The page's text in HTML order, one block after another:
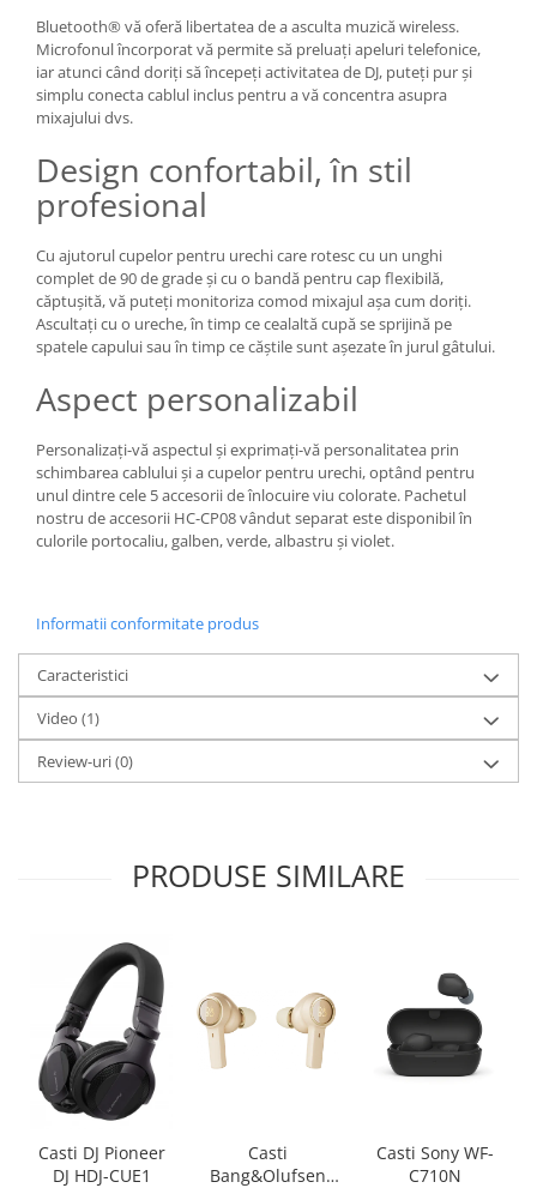
Bluetooth® vă oferă libertatea de a asculta muzică wireless.
Microfonul încorporat vă permite să preluați apeluri telefonice,
iar atunci când doriți să începeți activitatea de DJ, puteți pur și
simplu conecta cablul inclus pentru a vă concentra asupra
mixajului dvs.
Design confortabil, în stil
profesional
Cu ajutorul cupelor pentru urechi care rotesc cu un unghi
complet de 90 de grade și cu o bandă pentru cap flexibilă,
căptușită, vă puteți monitoriza comod mixajul așa cum doriți.
Ascultați cu o ureche, în timp ce cealaltă cupă se sprijină pe
spatele capului sau în timp ce căștile sunt așezate în jurul gâtului.
Aspect personalizabil
Personalizați-vă aspectul și exprimați-vă personalitatea prin
schimbarea cablului și a cupelor pentru urechi, optând pentru
unul dintre cele 5 accesorii de înlocuire viu colorate. Pachetul
nostru de accesorii HC-CP08 vândut separat este disponibil în
culorile portocaliu, galben, verde, albastru și violet.
Informatii conformitate produs
Caracteristici
Video (1)
Review-uri(0)
PRODUSE SIMILARE
Casti DJ Pioneer
DJ HDJ-CUE1
Casti
Bang&Olufsen
Casti Sony WF-
C710N